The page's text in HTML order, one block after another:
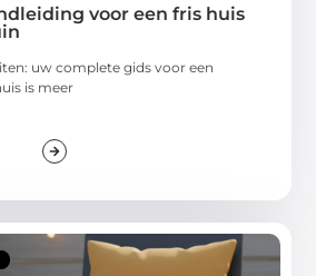
voor een fris huis
uw complete gids voor een
is meer